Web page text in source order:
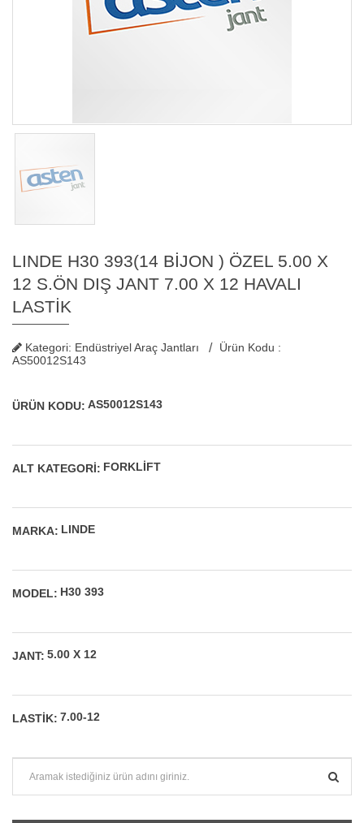
LINDE H30 393(14 BİJON ) ÖZEL 5.00 X
12 S.ÖN DIŞ JANT 7.00 X 12 HAVALI
LASTİK
Kategori: Endüstriyel Araç Jantları
Ürün Kodu :
AS50012S143
ÜRÜN KODU: AS50012S143
ALT KATEGORI: FORKLIFT
MARKA: LINDE
MODEL: H30 393
JANT: 5.00 X 12
LASTIK: 7.00-12